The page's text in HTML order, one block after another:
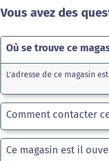
Vous avez des
Où se trouve ce
L'adresse de ce magasin
Comment contacter
Ce magasin est il